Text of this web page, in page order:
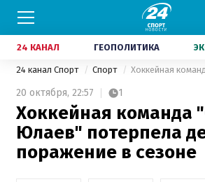
24 КАНАЛ ГЕОПОЛИТИКА
24 канал Спорт Спорт
20 октября, 22:57 1
Хоккейная команда
Юлаев" потерпела
поражение в сезоне